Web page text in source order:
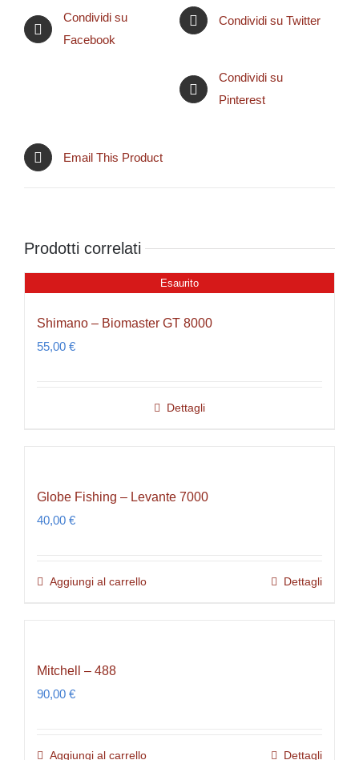
Condividi su
Facebook
Condividi su Twitter
Condividi su
Pinterest
Email This Product
Prodotti correlati
Esaurito
Shimano – Biomaster GT 8000
55,00 €
Dettagli
Globe Fishing – Levante 7000
40,00 €
Aggiungi al carrello Dettagli
Mitchell – 488
90,00 €
Aggiungi al carrello Dettagli